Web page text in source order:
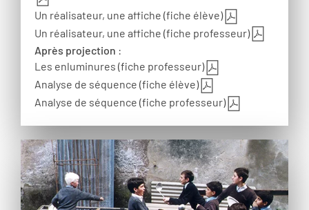
Un réalisateur, une affiche (fiche élève)
Un réalisateur, une affiche (fiche professeur)
Après projection :
Les enluminures (fiche professeur)
Analyse de séquence (fiche élève)
Analyse de séquence (fiche professeur)